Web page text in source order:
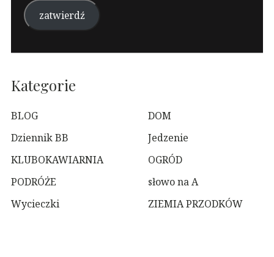
zatwierdź
Kategorie
BLOG
DOM
Dziennik BB
Jedzenie
KLUBOKAWIARNIA
OGRÓD
PODRÓŻE
słowo na A
Wycieczki
ZIEMIA PRZODKÓW